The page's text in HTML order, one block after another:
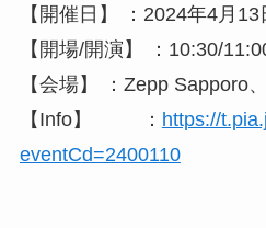
【開催日】 ：2024年4月13
【開場/開演】 ：10:30/
【会場】 ：Zepp Sapporo
【Info】 ： https://
eventCd=2400110